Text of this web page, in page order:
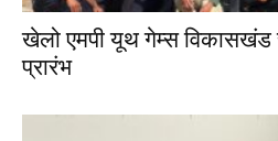
खेलो एमपी यूथ गेम्स विकासखंड
प्रारंभ